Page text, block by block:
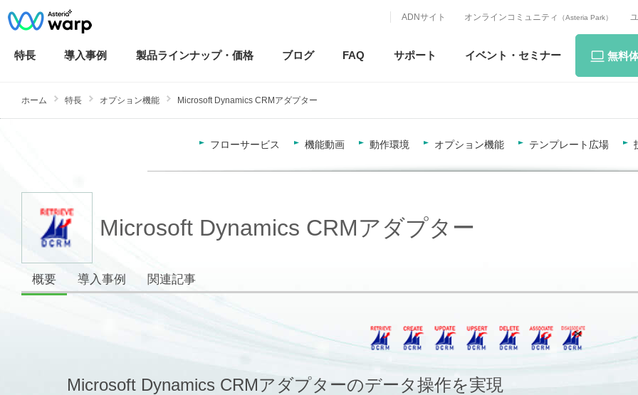
ADNサイト オンラインコミュニティ （Asteria Park）
特長 導入事例 製品ラインナップ・ 価格 ブログ FAQ サポート イベント・ セミナー 無料
ホーム 特長 オプション機能 Microsoft Dynamics CRMアダプター
フローサービス 機能動画 動作環境 オプション機能 テンプレート広場
Microsoft Dynamics CRMアダプター
概要 導入事例 関連記事
Microsoft Dynamics CRMアダプターのデータ操作を実現